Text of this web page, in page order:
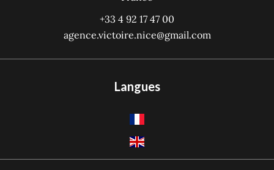
+33 4 92 17 47 00
agence.victoire.nice@gmail.com
Langues